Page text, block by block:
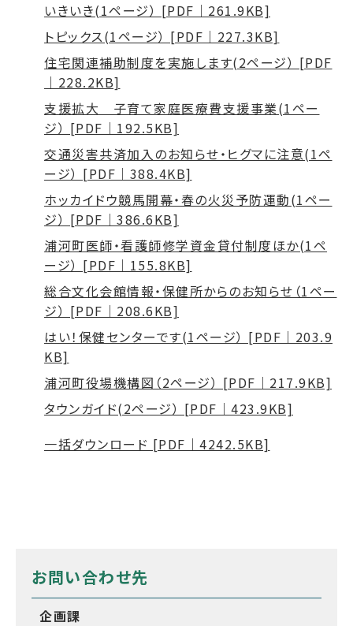
いきいき(1ページ） [PDF｜261.9KB]
トピックス(1ページ） [PDF｜227.3KB]
住宅関連補助制度を実施します(2ページ） [PDF
｜228.2KB]
支援拡大 子育て家庭医療費支援事業(1ペー
ジ） [PDF｜192.5KB]
交通災害共済加入のお知らせ・ヒグマに注意(1ペ
ージ） [PDF｜388.4KB]
ホッカイドウ競馬開幕・春の火災予防運動(1ペー
ジ） [PDF｜386.6KB]
浦河町医師・看護師修学資金貸付制度ほか(1ペ
ージ） [PDF｜155.8KB]
総合文化会館情報・保健所からのお知らせ（1ペー
ジ） [PDF｜208.6KB]
はい！保健センターです(1ページ） [PDF｜203.9
KB]
浦河町役場機構図（2ページ） [PDF｜217.9KB]
タウンガイド(2ページ） [PDF｜423.9KB]
一括ダウンロード [PDF｜4242.5KB]
お問い合わせ先
企画課